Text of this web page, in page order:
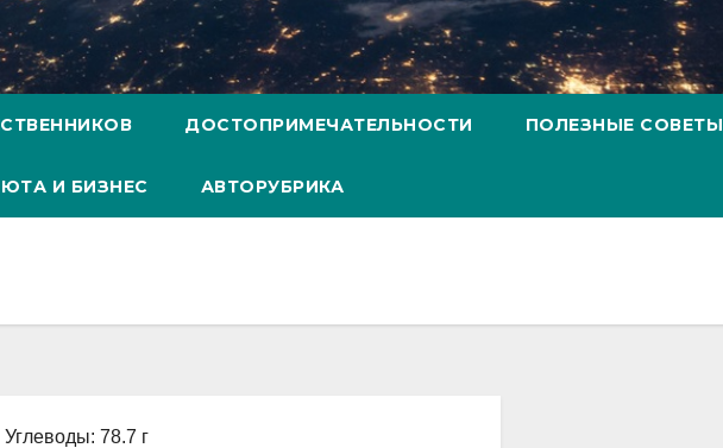
ДОСТОПРИМЕЧАТЕЛЬНОСТИ ПОЛЕЗНЫЕ СОВЕТЫ
И БИЗНЕС АВТОРУБРИКА
78.7 г